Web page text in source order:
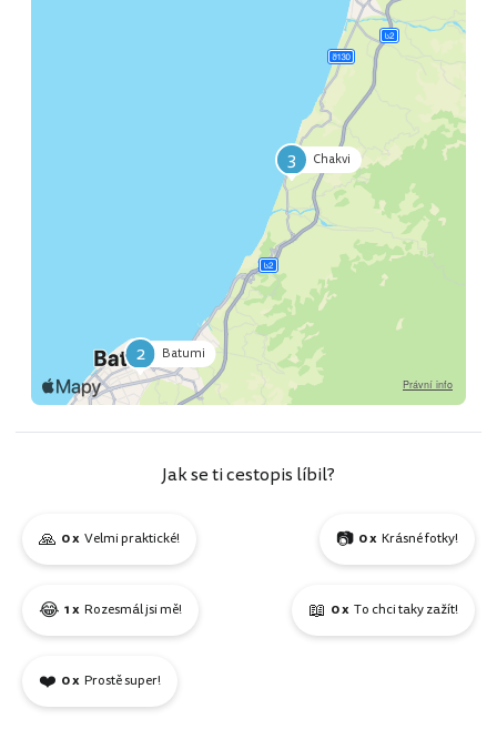
2 Batumi
3 Chakvi
Jak se ti cestopis líbil?
🙏 0 x Velmi praktické! 📷 0 x Krásné fotky!
😂 1 x Rozesmál jsi mě! 📖 0 x To chci taky zažít!
❤️ 0 x Prostě super!